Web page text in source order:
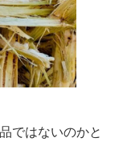
ではないのかと